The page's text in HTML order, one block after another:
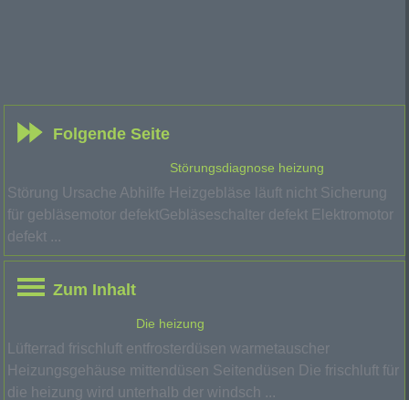
Folgende Seite
Störungsdiagnose heizung
Störung Ursache Abhilfe Heizgebläse läuft nicht Sicherung
für gebläsemotor defektGebläseschalter defekt Elektromotor
defekt ...
Zum Inhalt
Die heizung
Lüfterrad frischluft entfrosterdüsen warmetauscher
Heizungsgehäuse mittendüsen Seitendüsen Die frischluft für
die heizung wird unterhalb der windsch ...